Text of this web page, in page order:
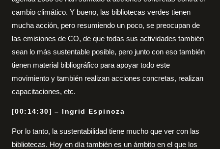
cambio climático. Y bueno, las bibliotecas verdes tienen
mucha acción, pero resumiendo un poco, se preocupan de
las emisiones de CO, de que todas sus actividades también
sean lo más sustentable posible, pero junto con eso también
tienen material bibliográfico para apoyar todo este
movimiento y también realizan acciones concretas, realizan
capacitaciones, etc.
[00:14:30] – Ingrid Espinoza
Por lo tanto, la sustentabilidad tiene mucho que ver con las
bibliotecas. Hoy en día también es un ámbito en el que los